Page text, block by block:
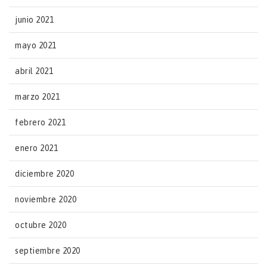
junio 2021
mayo 2021
abril 2021
marzo 2021
febrero 2021
enero 2021
diciembre 2020
noviembre 2020
octubre 2020
septiembre 2020